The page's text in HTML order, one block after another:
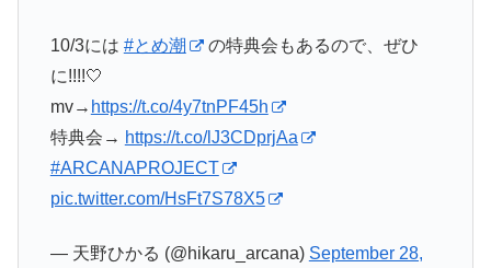
10/3には #とめ潮
の特典会もあるので、ぜひ
に!!!!🤍
mv→ https://t.co/4y7tnPF45h
特典会→ https://t.co/lJ3CDprjAa
#ARCANAPROJECT
pic.twitter.com/HsFt7S78X5
— 天野ひかる (@hikaru_arcana) September 28,